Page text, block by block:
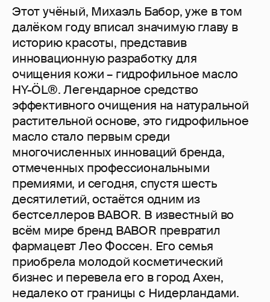
Этот учёный, Михаэль Бабор, уже в том
далёком году вписал значимую главу в
историю красоты, представив
инновационную разработку для
очищения кожи – гидрофильное масло
HY-ÖL®. Легендарное средство
эффективного очищения на натуральной
растительной основе, это гидрофильное
масло стало первым среди
многочисленных инноваций бренда,
отмеченных профессиональными
премиями, и сегодня, спустя шесть
десятилетий, остаётся одним из
бестселлеров BABOR. В известный во
всём мире бренд BABOR превратил
фармацевт Лео Фоссен. Его семья
приобрела молодой косметический
бизнес и перевела его в город Ахен,
недалеко от границы с Нидерландами.